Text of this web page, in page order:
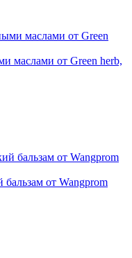
маслами от Green herb,
от Wangprom